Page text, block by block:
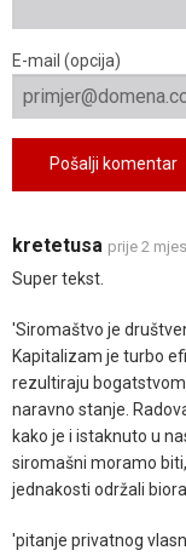
E-mail (opcija)
Pošalji komentar
kretetusa prije 2
Super tekst.
'Siromaštvo je
Kapitalizam je turbo
rezultiraju
naravno stanje.
kako je i istaknuto u
siromašni moramo
jednakosti održali
'pitanje privatnog